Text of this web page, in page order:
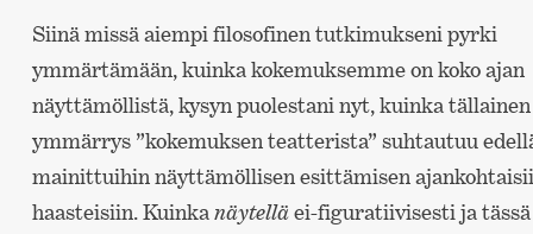
Siinä missä aiempi filosofinen tutkimukseni pyrki
ymmärtämään, kuinka kokemuksemme on koko ajan
näyttämöllistä, kysyn puolestani nyt, kuinka tällainen
ymmärrys ”kokemuksen teatterista” suhtautuu
mainittuihin näyttämöllisen esittämisen
haasteisiin. Kuinkanäytelläei-figuratiivisesti ja tässä